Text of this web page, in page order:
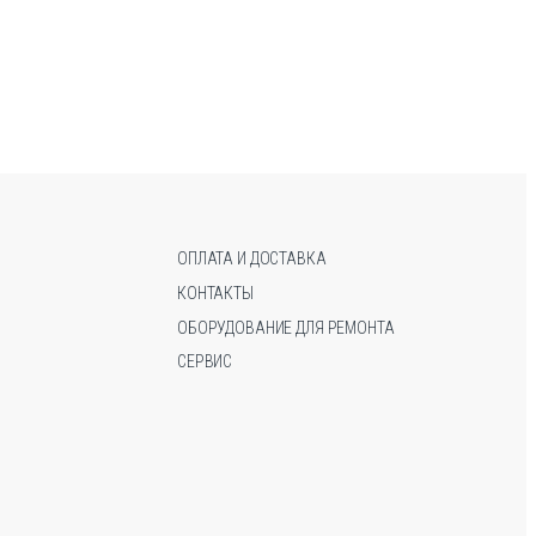
ОПЛАТА И ДОСТАВКА
КОНТАКТЫ
ОБОРУДОВАНИЕ ДЛЯ РЕМОНТА
СЕРВИС